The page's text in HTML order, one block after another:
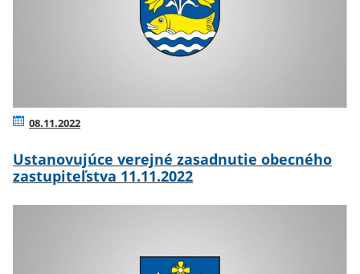
08.11.2022
Ustanovujúce verejné zasadnutie obecného
zastupiteľstva 11.11.2022